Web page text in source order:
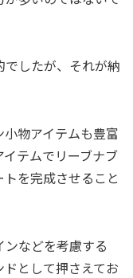
でしたが、それが納
物アイテムも豊富
テムでリーブナブ
を完成させること
などを考慮する
として押さえてお